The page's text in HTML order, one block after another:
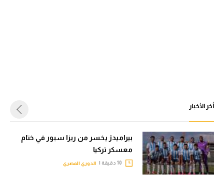
أخر الأخبار
بيراميدز يخسر من ريزا سبور في ختام
معسكر تركيا
الدوري المصري